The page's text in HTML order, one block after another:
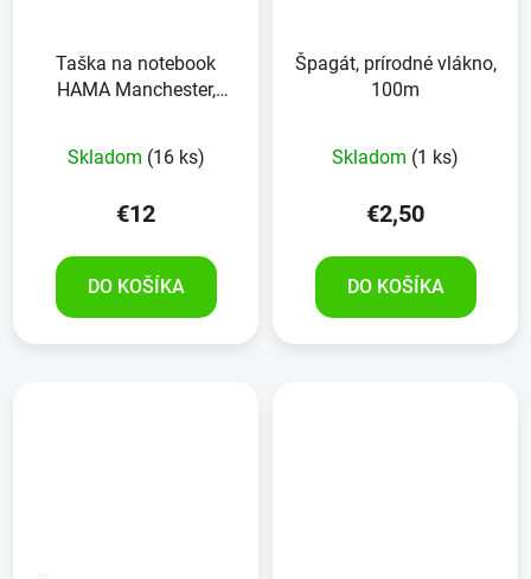
Taška na notebook
HAMA Manchester,
Skladom (16 ks)
€12
DO KOŠÍKA
Špagát, prírodné vlákno,
100m
Skladom (1 ks)
€2,50
DO KOŠÍKA